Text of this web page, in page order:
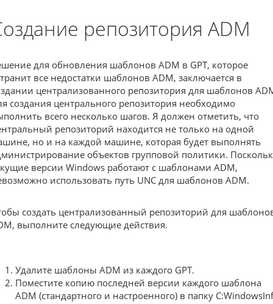
репозитория ADM
для обновления шаблонов ADM в GPT, которое
все недостатки шаблонов ADM, заключается в
централизованного репозитория для шаблонов
создания центрального репозитория необходимо
всего несколько шагов. Я должен отметить, что
репозиторий находится не только на одной
но и на каждой машине, которая будет выполнять
объектов групповой политики.
версии Windows работают с шаблонами ADM,
использовать путь UNC для шаблонов ADM.
создать централизованный репозиторий для
выполните следующие действия.
Удалите шаблоны ADM из каждого GPT.
Поместите копию последней версии каждого шаблона
ADM (стандартного и настроенного) в папку C:WindowsInf